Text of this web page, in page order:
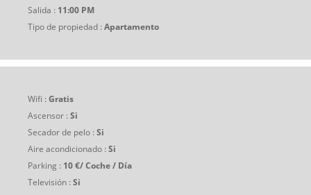
Salida : 11:00 PM
Tipo de propiedad : Apartamento
Wifi : Gratis
Ascensor : Si
Secador de pelo : Si
Aire acondicionado : Si
Parking : 10 €/ Coche / Día
Televisión : Si